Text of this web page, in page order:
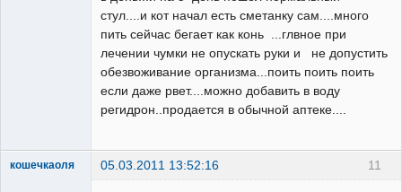
стул....и кот начал есть сметанку сам....много
пить сейчас бегает как конь ...глвное при
лечении чумки не опускать руки и не допустить
обезвоживание организма...поить поить поить
если даже рвет....можно добавить в воду
регидрон..продается в обычной аптеке....
11
кошечкаоля 05.03.2011 13:52:16
Зарегистрированный